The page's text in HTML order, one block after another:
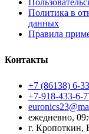
Политика в
данных
Правила
Контакты
+7 (86138) 6-
+7-918-433-6-
ежедневно,
г. Кропоткин,